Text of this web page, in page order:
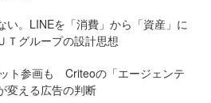
い。LINEを「消費」から「資産」に
Ｔグループの設計思想
ト参画も Criteoの「エージェンテ
変える広告の判断